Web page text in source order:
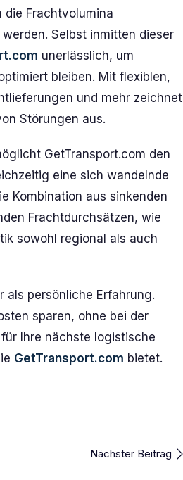
die Frachtvolumina
Selbst inmitten dieser
unerlässlich, um
bleiben. Mit flexiblen,
und mehr zeichnet
Störungen aus.
GetTransport.com den
eine sich wandelnde
Kombination aus sinkenden
Frachtdurchsätzen, wie
sowohl regional als auch
persönliche Erfahrung.
sparen, ohne bei der
Ihre nächste logistische
GetTransport.com bietet.
Nächster Beitrag